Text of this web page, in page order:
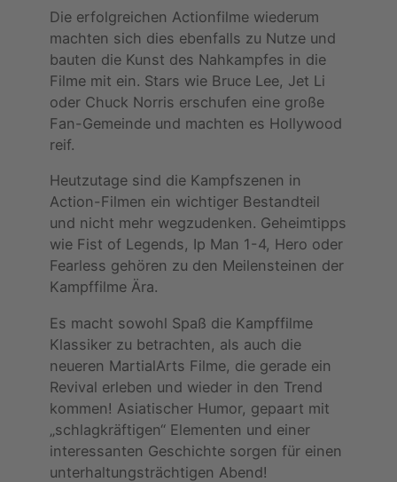
Die erfolgreichen Actionfilme wiederum
machten sich dies ebenfalls zu Nutze und
bauten die Kunst des Nahkampfes in die
Filme mit ein. Stars wie Bruce Lee, Jet Li
oder Chuck Norris erschufen eine große
Fan-Gemeinde und machten es Hollywood
reif.
Heutzutage sind die Kampfszenen in
Action-Filmen ein wichtiger Bestandteil
und nicht mehr wegzudenken. Geheimtipps
wie Fist of Legends, Ip Man 1-4, Hero oder
Fearless gehören zu den Meilensteinen der
Kampffilme Ära.
Es macht sowohl Spaß die Kampffilme
Klassiker zu betrachten, als auch die
neueren MartialArts Filme, die gerade ein
Revival erleben und wieder in den Trend
kommen! Asiatischer Humor, gepaart mit
„schlagkräftigen“ Elementen und einer
interessanten Geschichte sorgen für einen
unterhaltungsträchtigen Abend!